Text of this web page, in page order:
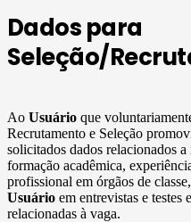
Dados para
Seleção/
Ao Usuário que
Recrutamento e Seleção
solicitados dados relacionados
formação acadêmica,
profissional em órgãos de
Usuário em entrevistas e testes
relacionadas à vaga.